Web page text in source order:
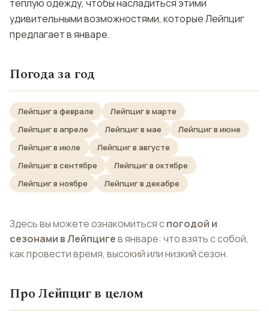
теплую одежду, чтобы насладиться этими
удивительными возможностями, которые Лейпциг
предлагает в январе.
Погода за год
Лейпциг в феврале
Лейпциг в марте
Лейпциг в апреле
Лейпциг в мае
Лейпциг в июне
Лейпциг в июле
Лейпциг в августе
Лейпциг в сентябре
Лейпциг в октябре
Лейпциг в ноябре
Лейпциг в декабре
Здесь вы можете ознакомиться спогодой и
сезонами в Лейпцигев январе: что взять с собой,
как провести время, высокий или низкий сезон.
Про Лейпциг в целом